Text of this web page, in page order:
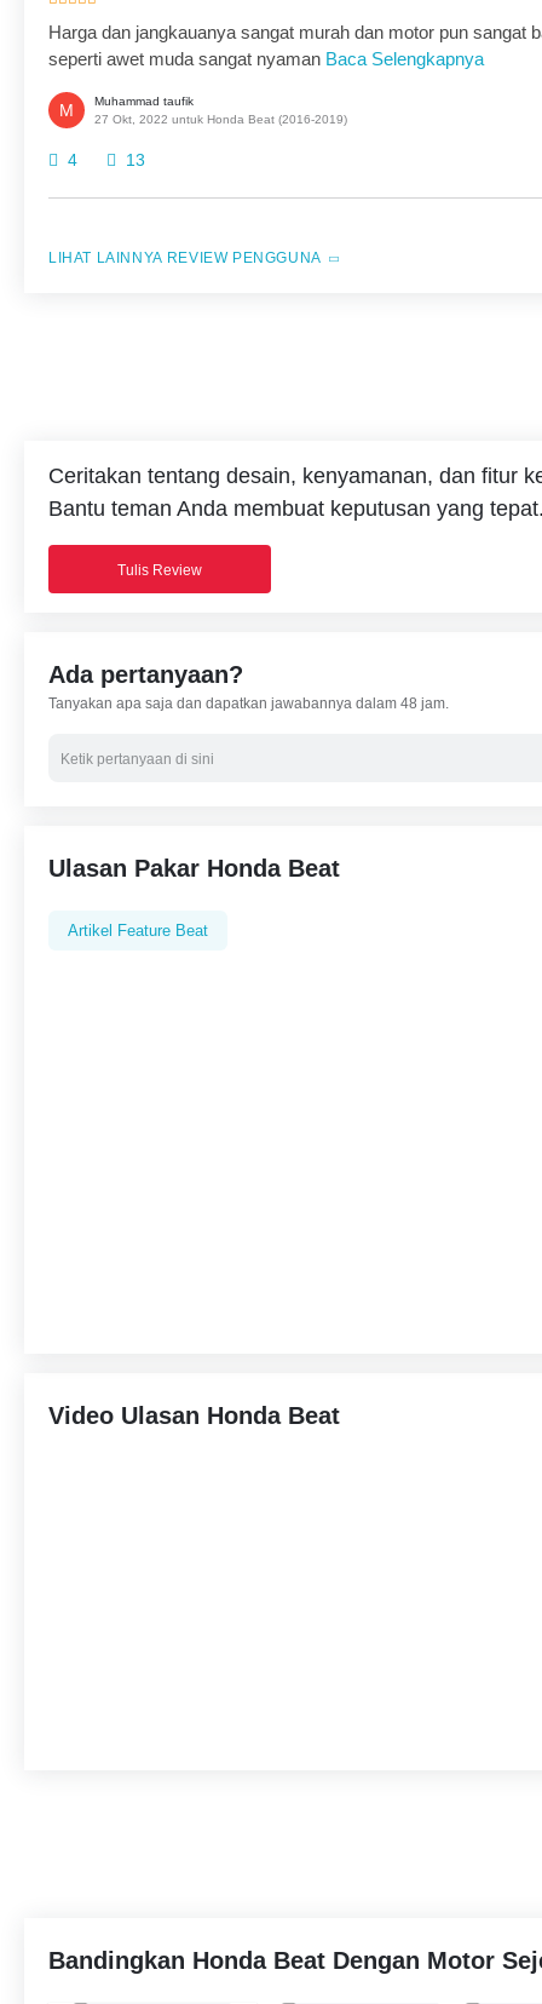
Harga dan jangkauanya sangat murah dan motor pun
seperti awet muda sangat nyaman Baca Selengkapnya
M
Muhammad taufik
27 Okt, 2022 untuk Honda Beat (2016-2019)
4 13
REVIEW PENGGUNA
Ceritakan tentang desain, kenyamanan, dan fitur
Bantu teman Anda membuat keputusan yang
Tulis Review
Ada pertanyaan?
Tanyakan apa saja dan dapatkan jawabannya dalam 48 jam.
Ulasan Pakar Honda Beat
Artikel Feature Beat
Video Ulasan Honda Beat
Bandingkan Honda Beat Dengan Motor